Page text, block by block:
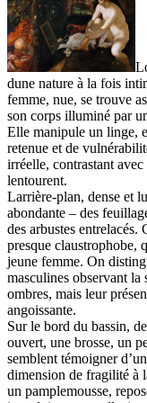
dune nature à la fois
femme, nue, se trouve
son corps illuminé par
Elle manipule un linge,
retenue et de
irréelle, contrastant
lentourent.
Larrière-plan, dense et
abondante – des
des arbustes entrelacés.
presque claustrophobe,
jeune femme. On
masculines observant la
ombres, mais leur
angoissante.
Sur le bord du bassin,
ouvert, une brosse, un
semblent témoigner
dimension de fragilité à
un pamplemousse,